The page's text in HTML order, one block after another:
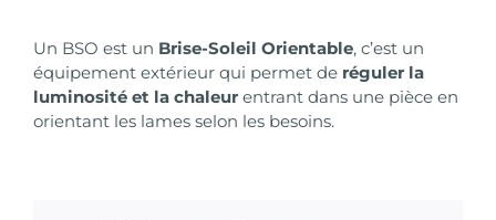
Un BSO est un Brise-Soleil Orientable, c’est un
équipement extérieur qui permet de réguler la
luminosité et la chaleur entrant dans une pièce en
orientant les lames selon les besoins.